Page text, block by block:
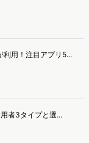
利用！注目アプリ5...
者3タイプと選...